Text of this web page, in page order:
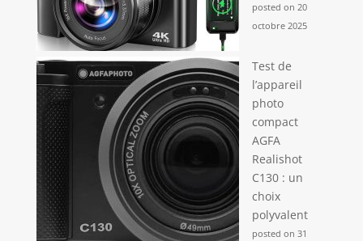
posted on 20
octobre 2025
Test de
l’appareil
photo
compact
AGFA
Realishot
C130 : un
choix
polyvalent
posted on 31